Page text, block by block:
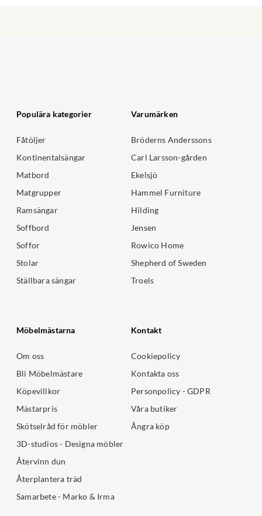
Populära kategorier
Fåtöljer
Kontinentalsängar
Matbord
Matgrupper
Ramsängar
Soffbord
Soffor
Stolar
Ställbara sängar
Varumärken
Bröderns Anderssons
Carl Larsson-gården
Ekelsjö
Hammel Furniture
Hilding
Jensen
Rowico Home
Shepherd of Sweden
Troels
Möbelmästarna
Om oss
Bli Möbelmästare
Köpevillkor
Mästarpris
Skötselråd för möbler
3D-studios - Designa möbler
Återvinn dun
Återplantera träd
Samarbete - Marko & Irma
Kontakt
Cookiepolicy
Kontakta oss
Personpolicy - GDPR
Våra butiker
Ångra köp